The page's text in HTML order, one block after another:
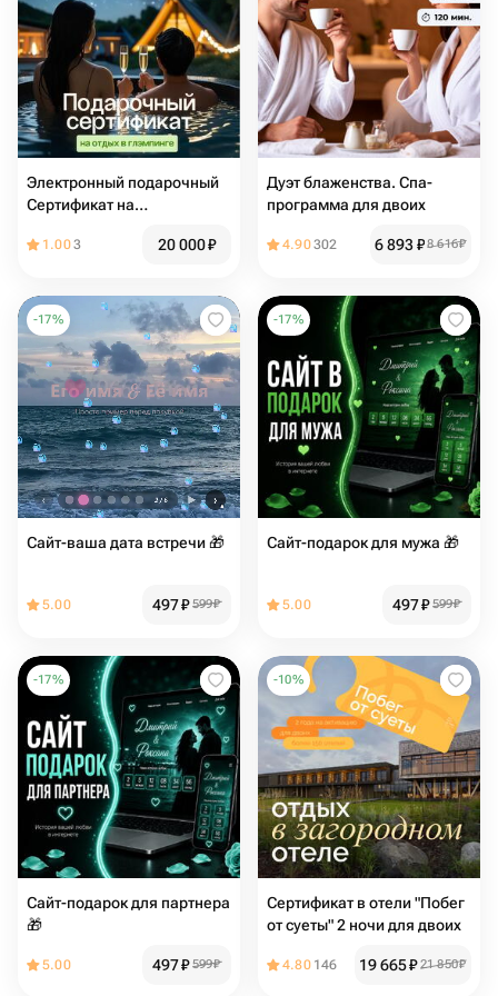
Электронный подарочный
Сертификат на
(варианты по всей России!)
1.003 20 000₽
Дуэт блаженства. Спа-
программа для двоих
4.90302 6 893₽8 616₽
-17%
Сайт-ваша дата встречи 🎁
5.00 497₽ 599₽
-17%
Сайт-подарок для мужа 🎁
5.00 497₽ 599₽
-17%
Сайт-подарок для партнера
🎁
5.00 497₽ 599₽
-10%
Сертификат в отели "Побег
от суеты" 2 ночи для двоих
4.80 146 19 665₽ 21 850₽